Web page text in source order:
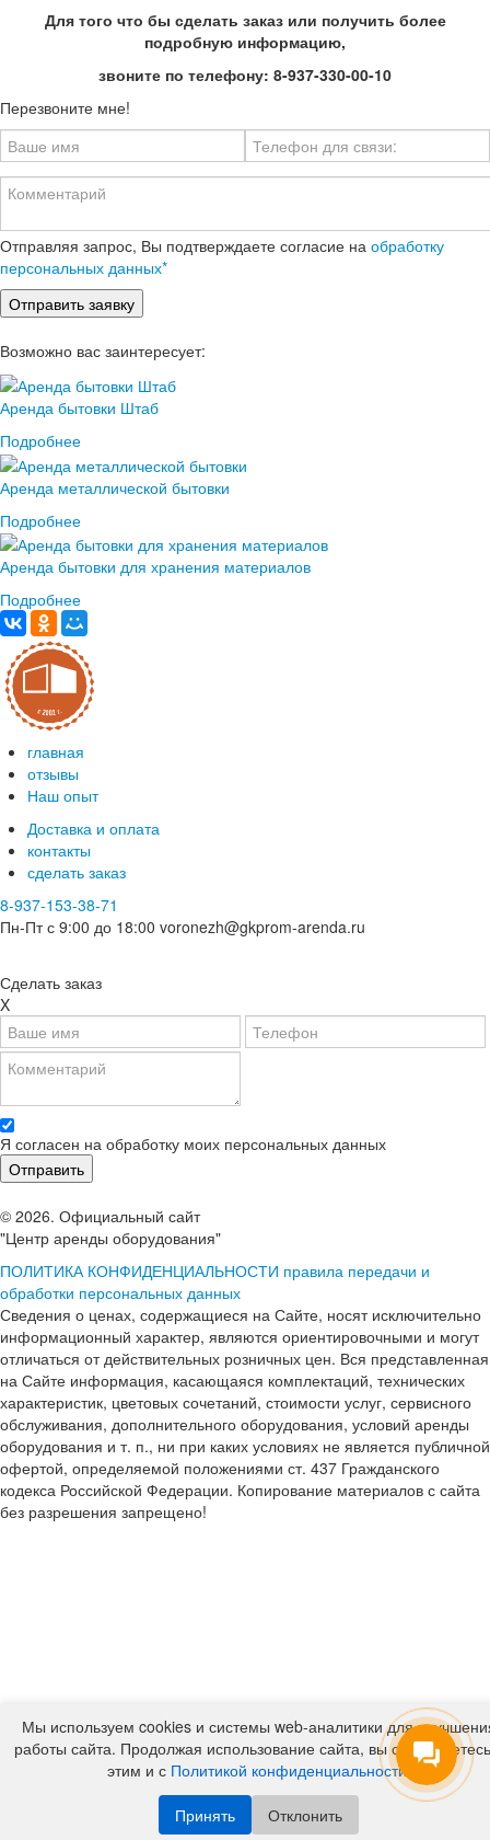
Для того что бы сделать заказ или получить более
подробную информацию,
звоните по телефону: 8-937-330-00-10
Перезвоните мне!
Отправляя запрос, Вы подтверждаете согласие на обработку
персональных данных*
Возможно вас заинтересует:
Аренда бытовки Штаб
Подробнее
Аренда металлической бытовки
Подробнее
Аренда бытовки для хранения материалов
Подробнее
главная
отзывы
Наш опыт
Доставка и оплата
контакты
сделать заказ
8-937-153-38-71
Пн-Пт с 9:00 до 18:00 voronezh@gkprom-arenda.ru
Сделать заказ
X
Я согласен на обработку моих персональных данных
© 2026. Официальный сайт
"Центр аренды оборудования"
ПОЛИТИКА КОНФИДЕНЦИАЛЬНОСТИ правила передачи и
обработки персональных данных
Сведения о ценах, содержащиеся на Сайте, носят исключительно
информационный характер, являются ориентировочными и могут
отличаться от действительных розничных цен. Вся представленная
на Сайте информация, касающаяся комплектаций, технических
характеристик, цветовых сочетаний, стоимости услуг, сервисного
обслуживания, дополнительного оборудования, условий аренды
оборудования и т. п., ни при каких условиях не является публичной
офертой, определяемой положениями ст. 437 Гражданского
кодекса Российской Федерации. Копирование материалов с сайта
без разрешения запрещено!
Мы используем cookies и системы web-аналитики для
работы сайта. Продолжая использование сайта, вы
этим и с Политикой конфиденциальности
Принять Отклонить